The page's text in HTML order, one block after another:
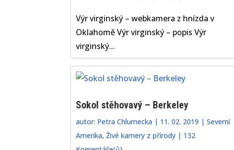
Výr virginský – webkamera z hnízda v
Oklahomě Výr virginský – popis Výr
virginský...
Sokol stěhovavý – Berkeley
autor: Petra Chlumecka| 11. 02. 2019 | Severní
Amerika, Živé kamery z přírody| 132